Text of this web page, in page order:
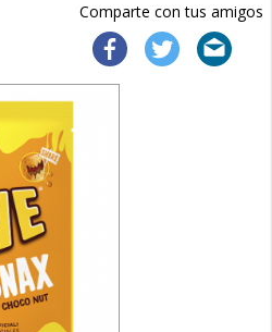
Comparte con tus amigos